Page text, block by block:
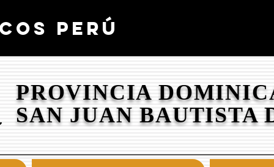
PERÚ
PROVINCIA
SAN JUAN BAUTISTA